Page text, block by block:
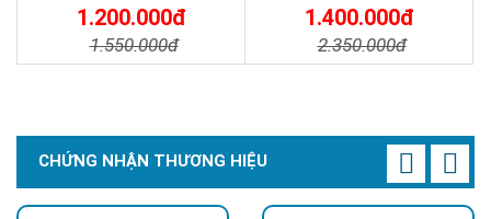
ĐƯỜNG NĂNG LƯỢNG MẶT
TRỜI 100W GIÁ RẺ - Solar
Light 100W
1.200.000đ
1.550.000đ
TRỜI - Solar Light 300W
1.400.000đ
2.350.000đ
CHỨNG NHẬN THƯƠNG HIỆU